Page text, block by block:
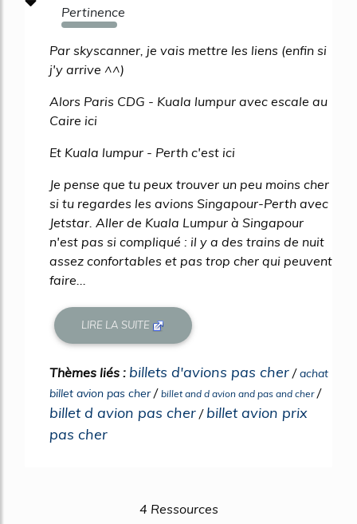
Pertinence
221%
Par skyscanner, je vais mettre les liens (enfin si
j'y arrive ^^)
Alors Paris CDG - Kuala lumpur avec escale au
Caire ici
Et Kuala lumpur - Perth c'est ici
Je pense que tu peux trouver un peu moins cher
si tu regardes les avions Singapour-Perth avec
Jetstar. Aller de Kuala Lumpur à Singapour
n'est pas si compliqué : il y a des trains de nuit
assez confortables et pas trop cher qui peuvent
faire...
LIRE LA SUITE
Thèmes liés : billets d'avions pas cher /achat
billet avion pas cher/ billet and d avion and pas and cher/
billet d avion pas cher / billet avion prix
pas cher
4 Ressources